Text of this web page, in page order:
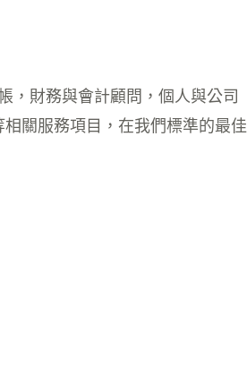
，財務與會計顧問，個人與公司
關服務項目，在我們標準的最佳